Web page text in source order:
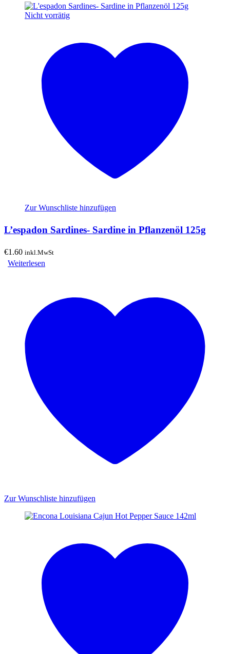
Nicht vorrätig
Zur Wunschliste hinzufügen
L’espadon Sardines- Sardine in Pflanzenöl 125g
€1.60 inkl.MwSt
Weiterlesen
Zur Wunschliste hinzufügen